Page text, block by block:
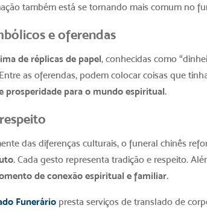
também está se tornando mais comum no
e oferendas
de réplicas de papel, conhecidas como
as oferendas, podem colocar coisas que
prosperidade para o mundo espiritual.
das diferenças culturais, o funeral chinês
Cada gesto representa tradição e respeito.
de conexão espiritual e familiar.
Funerário presta serviços de translado de